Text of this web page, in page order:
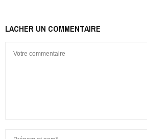
LACHER UN COMMENTAIRE